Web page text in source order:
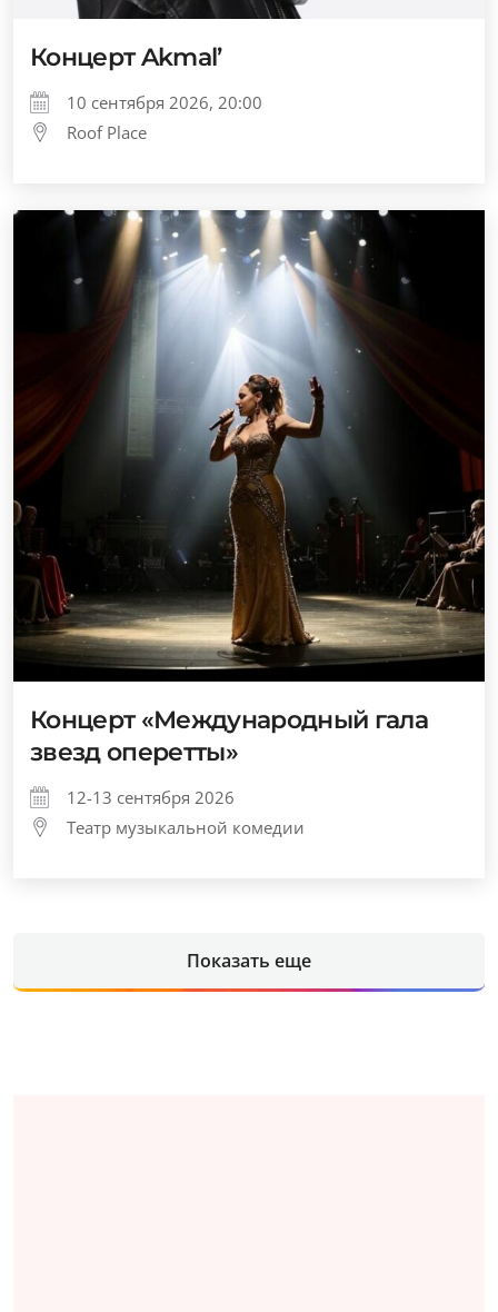
Концерт Akmal’
10 сентября 2026, 20:00
Roof Place
Концерт «Международный гала
звезд оперетты»
12-13 сентября 2026
Театр музыкальной комедии
Показать еще